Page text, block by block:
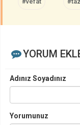
YORUM
Adınız Soyadınız
Yorumunuz